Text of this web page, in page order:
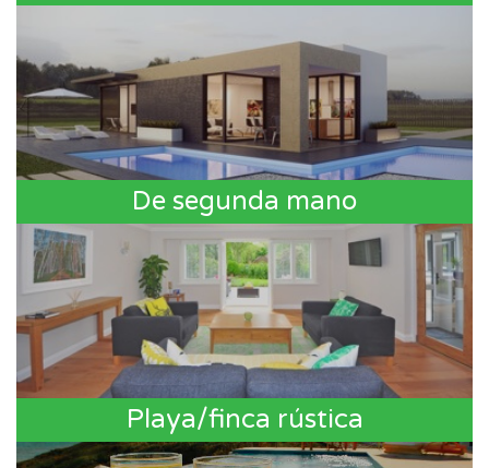
De segunda mano
Playa/finca rústica